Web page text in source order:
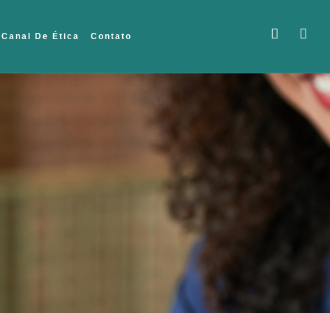
Canal De Ética Contato